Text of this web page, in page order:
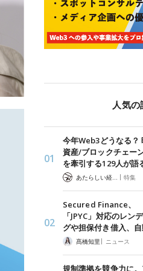
人気の
今年Web3どうなる？
資産/ブロックチェー
を牽引する129人が語
| 特集
Secured Finance、
「JPYC」対応のレン
グや担保付き借入、
髙橋知里 | ニュース
規制準拠を競争力に